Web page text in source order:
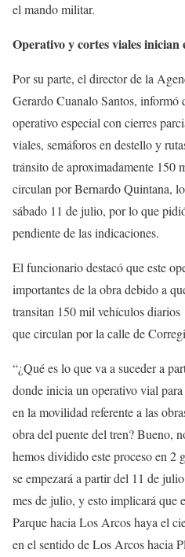
el mando militar.
Operativo y cortes viales inician
Por su parte, el director de la
Gerardo Cuanalo Santos, informó
operativo especial con cierres
viales, semáforos en destello y
tránsito de aproximadamente 150
circulan por Bernardo Quintana,
sábado 11 de julio, por lo que
pendiente de las indicaciones.
El funcionario destacó que este
importantes de la obra debido a
transitan 150 mil vehículos
que circulan por la calle de
“¿Qué es lo que va a suceder a
donde inicia un operativo vial
en la movilidad referente a las
obra del puente del tren? Bueno,
hemos dividido este proceso en 2
se empezará a partir del 11 de
mes de julio, y esto implicará que
Parque hacia Los Arcos haya el
en el sentido de Los Arcos hacia